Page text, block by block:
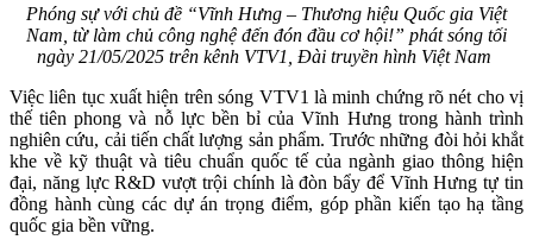
Phóng sự với chủ đề “Vĩnh Hưng – Thương hiệu Quốc gia Việt
Nam, từ làm chủ công nghệ đến đón đầu cơ hội!” phát sóng tối
ngày 21/05/2025 trên kênh VTV1, Đài truyền hình Việt Nam
Việc liên tục xuất hiện trên sóng VTV1 là minh chứng rõ nét cho vị
thế tiên phong và nỗ lực bền bỉ của Vĩnh Hưng trong hành trình
nghiên cứu, cải tiến chất lượng sản phẩm. Trước những đòi hỏi khắt
khe về kỹ thuật và tiêu chuẩn quốc tế của ngành giao thông hiện
đại, năng lực R&D vượt trội chính là đòn bẩy để Vĩnh Hưng tự tin
đồng hành cùng các dự án trọng điểm, góp phần kiến tạo hạ tầng
quốc gia bền vững.